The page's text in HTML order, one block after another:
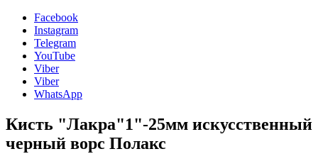
Facebook
Instagram
Telegram
YouTube
Viber
Viber
WhatsApp
Кисть "Лакра"1"-25мм искусственный
черный ворс Полакс